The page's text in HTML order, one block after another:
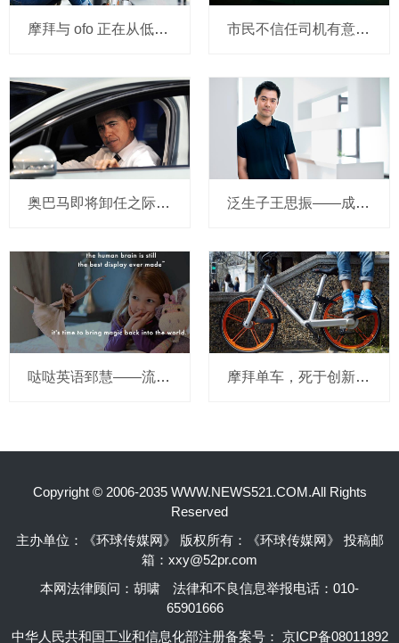
摩拜与 ofo 正在从低端出发颠覆滴滴？三家的机会与风险 市民不信任司机有意见，Uber的匹兹堡自动驾驶路试难度不小，路况也来捣乱
奥巴马即将卸任之际，要让无人驾驶汽车合法化？ 泛生子王思振——成立两年，融资数亿，基因检测如何帮助人类战胜癌症？
哒哒英语郅慧——流量这杯毒酒，你还喝吗？ 摩拜单车，死于创新的一百万种方式
Copyright © 2006-2035 WWW.NEWS521.COM.All Rights
Reserved
主办单位：《环球传媒网》 版权所有：《环球传媒网》 投稿邮
箱：xxy@52pr.com
本网法律顾问：胡啸
法律和不良信息举报电话：010-
65901666
中华人民共和国工业和信息化部注册备案号： 京ICP备08011892